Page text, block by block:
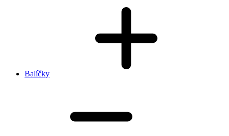
Balíčky